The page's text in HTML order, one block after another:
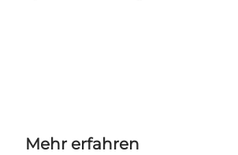
Mehr erfahren